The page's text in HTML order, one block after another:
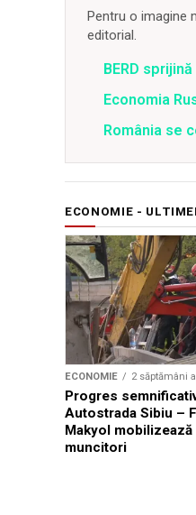
Pentru o imagine
editorial.
BERD
Economia
România se
ECONOMIE -
ECONOMIE 2 săptămâni
Progres
Autostrada Sibiu –
Makyol mobilizează
muncitori